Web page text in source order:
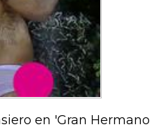
en 'Gran Hermano